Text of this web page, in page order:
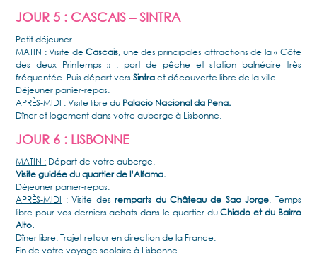
JOUR 5 : CASCAIS – SINTRA
Petit déjeuner.
MATIN : Visite deCascais, une des principales attractions de la « Côte
des deux Printemps » : port de pêche et station balnéaire très
fréquentée. Puis départ versSintraet découverte libre de la ville.
Déjeuner panier-repas.
APRÈS-MIDI :Visite libre du Palacio Nacional da Pena.
Dîner et logement dans votre auberge à Lisbonne.
JOUR 6 : LISBONNE
MATIN : Départ de votre auberge.
Visite guidée du quartier de l’Alfama.
Déjeuner panier-repas.
APRÈS-MIDI : Visite des remparts du Château de Sao Jorge. Temps
libre pour vos derniers achats dans le quartier duChiado et du Bairro
Alto.
Dîner libre. Trajet retour en direction de la France.
Fin de votre voyage scolaire à Lisbonne.